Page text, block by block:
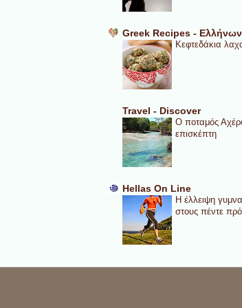
Greek Recipes - Ελλήνων
Κεφτεδάκια
Travel - Discover
Ο ποταμός
επισκέπτη
Hellas On Line
Η έλλειψη
στους πέντε